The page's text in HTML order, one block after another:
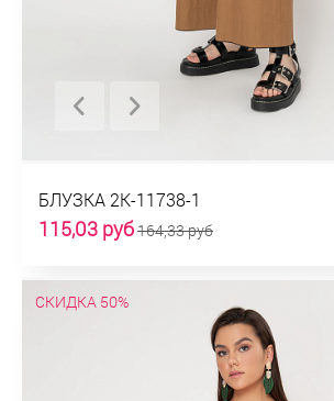
БЛУЗКА 2К-11738-1
115,03 руб164,33 руб
СКИДКА 50%